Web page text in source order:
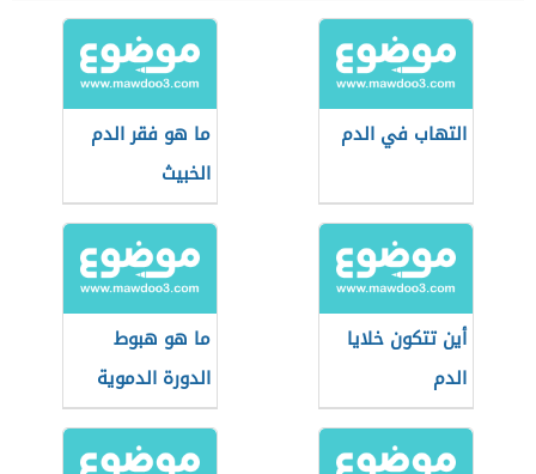
التهاب في الدم
ما هو فقر الدم
الخبيث
أين تتكون خلايا
الدم
ما هو هبوط
الدورة الدموية